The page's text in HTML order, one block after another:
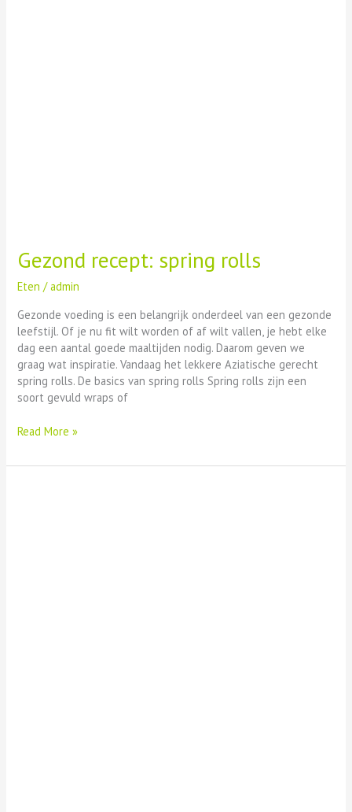
Gezond recept: spring rolls
Eten /admin
Gezonde voeding is een belangrijk onderdeel van een gezonde
leefstijl. Of je nu fit wilt worden of af wilt vallen, je hebt elke
dag een aantal goede maaltijden nodig. Daarom geven we
graag wat inspiratie. Vandaag het lekkere Aziatische gerecht
spring rolls. De basics van spring rolls Spring rolls zijn een
soort gevuld wraps of
Read More »